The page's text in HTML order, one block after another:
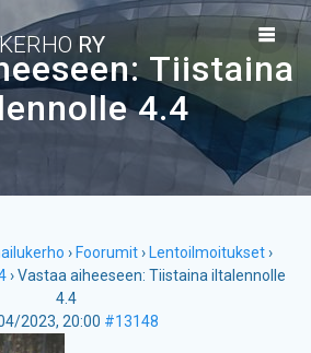
Skip
to
content
RY
Tiistaina
4.4
› Foorumit› Lentoilmoitukset›
›Vastaa aiheeseen: Tiistaina iltalennolle
4.4
2023, 20:00 #13148